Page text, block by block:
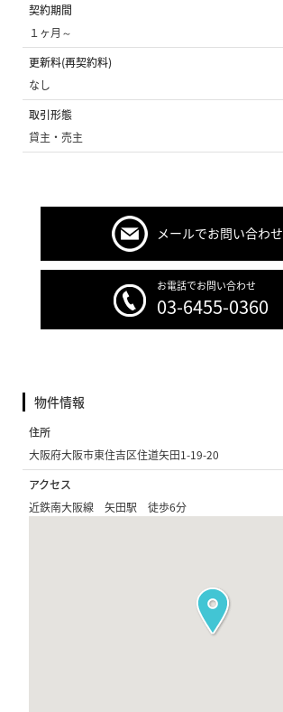
契約期間
１ヶ月～
更新料(再契約料)
なし
取引形態
貸主・売主
メールでお問い合わせ
お電話でお問い合わせ
03-6455-0360
物件情報
住所
大阪府大阪市東住吉区住道矢田1-19-20
アクセス
近鉄南大阪線 矢田駅 徒歩6分